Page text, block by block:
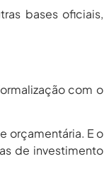
bases oficiais,
com o
orçamentária. E o
de investimento